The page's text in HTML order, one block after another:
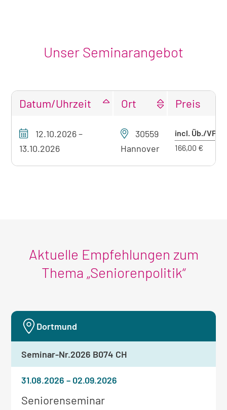
Unser Seminarangebot
Übersicht
unseres
Seminarangebots
Datum/Uhrzeit Ort Preis
12.10.2026–
13.10.2026
30559
Hannover
incl. Üb./VP
166,00 €
Aktuelle Empfehlungen zum
Thema „Seniorenpolitik“
Weitere
Seniorenseminar
31.08.2026– 02.09.2026
Dortmund
Seminar-Nr.2026 B074 CH